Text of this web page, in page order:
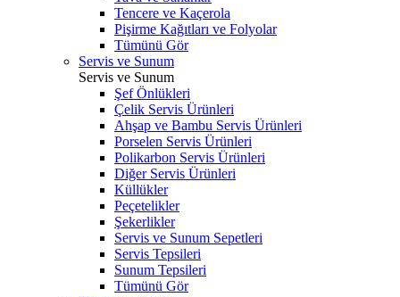
Tencere ve Kaçerola
Pişirme Kağıtları ve Folyolar
Tümünü Gör
Servis ve Sunum
Servis ve Sunum
Şef Önlükleri
Çelik Servis Ürünleri
Ahşap ve Bambu Servis Ürünleri
Porselen Servis Ürünleri
Polikarbon Servis Ürünleri
Diğer Servis Ürünleri
Küllükler
Peçetelikler
Şekerlikler
Servis ve Sunum Sepetleri
Servis Tepsileri
Sunum Tepsileri
Tümünü Gör